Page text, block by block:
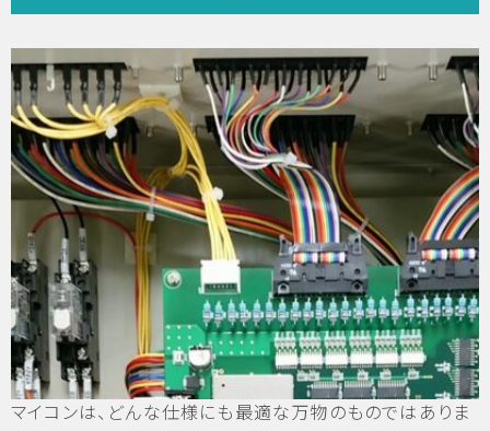
マイコンは、どんな仕様にも最適な万物のものではありま